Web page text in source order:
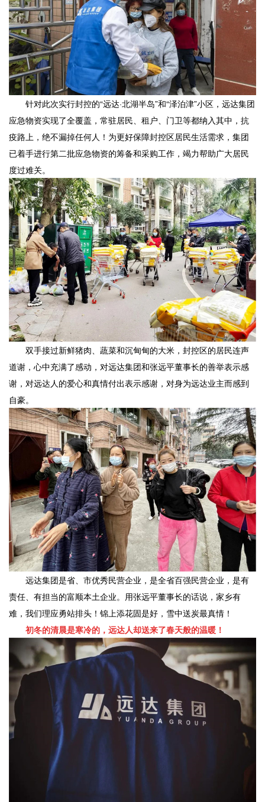
针对此次实行封控的“远达·北湖半岛”和“泽泊津”小区，远达集团
应急物资实现了全覆盖，常驻居民、租户、门卫等都纳入其中，抗
疫路上，绝不漏掉任何人！为更好保障封控区居民生活需求，集团
已着手进行第二批应急物资的筹备和采购工作，竭力帮助广大居民
度过难关。
双手接过新鲜猪肉、蔬菜和沉甸甸的大米，封控区的居民连声
道谢，心中充满了感动，对远达集团和张远平董事长的善举表示感
谢，对远达人的爱心和真情付出表示感谢，对身为远达业主而感到
自豪。
远达集团是省、市优秀民营企业，是全省百强民营企业，是有
责任、有担当的富顺本土企业。用张远平董事长的话说，家乡有
难，我们理应勇站排头！锦上添花固是好，雪中送炭最真情！
初冬的清晨是寒冷的，远达人却送来了春天般的温暖！